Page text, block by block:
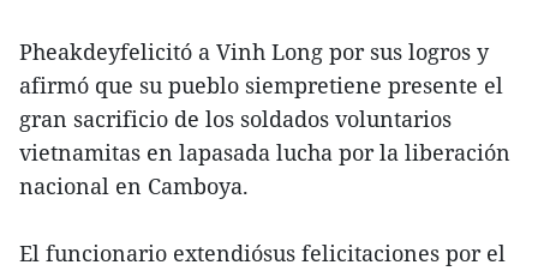
Pheakdeyfelicitó a Vinh Long por sus logros y
afirmó que su pueblo siempretiene presente el
gran sacrificio de los soldados voluntarios
vietnamitas en lapasada lucha por la liberación
nacional en Camboya.
El funcionario extendiósus felicitaciones por el